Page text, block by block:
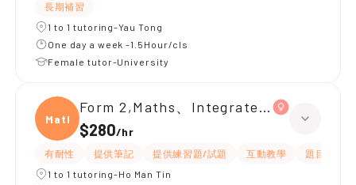
長期補習
1 to 1 tutoring-Yau Tong
One day a week -1.5Hour/cls
Female tutor-University
Maths
Form 2,Maths、Integrated Science
$280/hr
有耐性 提供筆記 提供練習題/試題 互動教學
題目講解
1 to 1 tutoring-Ho Man Tin